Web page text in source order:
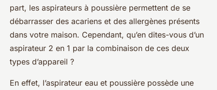
part, les aspirateurs à poussière permettent de se
débarrasser des acariens et des allergènes présents
dans votre maison. Cependant, qu’en dites-vous d’un
aspirateur 2 en 1 par la combinaison de ces deux
types d’appareil ?
En effet, l’aspirateur eau et poussière possède une